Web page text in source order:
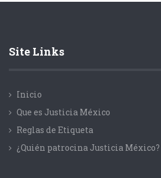
Site Links
Inicio
Que es Justicia México
Reglas de Etiqueta
¿Quién patrocina Justicia México?